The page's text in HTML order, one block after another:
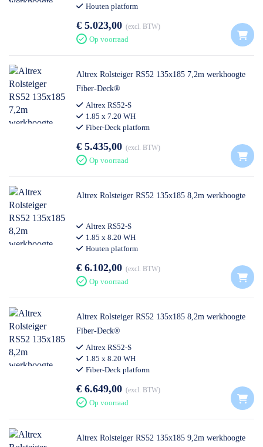
Houten platform
€ 5.023,00 excl. BTW
Op voorraad
Altrex Rolsteiger RS52 135x185 7,2m werkhoogte
Fiber-Deck®
Altrex RS52-S
1.85 x 7.20 WH
Fiber-Deck platform
€ 5.435,00 excl. BTW
Op voorraad
Altrex Rolsteiger RS52 135x185 8,2m werkhoogte
Altrex RS52-S
1.85 x 8.20 WH
Houten platform
€ 6.102,00 excl. BTW
Op voorraad
Altrex Rolsteiger RS52 135x185 8,2m werkhoogte
Fiber-Deck®
Altrex RS52-S
1.85 x 8.20 WH
Fiber-Deck platform
€ 6.649,00 excl. BTW
Op voorraad
Altrex Rolsteiger RS52 135x185 9,2m werkhoogte